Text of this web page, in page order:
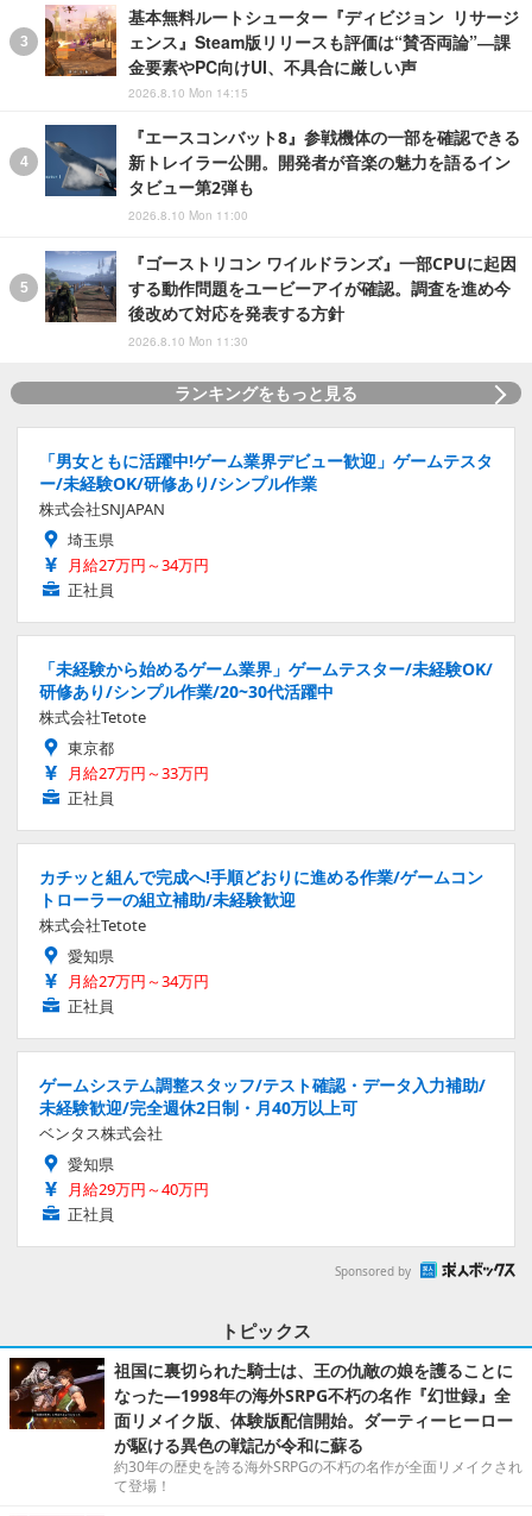
基本無料ルートシューター『ディビジョン リサージ
ェンス』Steam版リリースも評価は“賛否両論”―課
金要素やPC向けUI、不具合に厳しい声
2026.8.10 Mon 14:15
『エースコンバット8』参戦機体の一部を確認できる
新トレイラー公開。開発者が音楽の魅力を語るイン
タビュー第2弾も
2026.8.10 Mon 11:00
『ゴーストリコン ワイルドランズ』一部CPUに起因
する動作問題をユービーアイが確認。調査を進め今
後改めて対応を発表する方針
2026.8.10 Mon 11:30
ランキングをもっと見る
「男女ともに活躍中!ゲーム業界デビュー歓迎」ゲームテスタ
ー/未経験OK/研修あり/シンプル作業
株式会社SNJAPAN
埼玉県
月給27万円～34万円
正社員
「未経験から始めるゲーム業界」ゲームテスター/未経験OK/
研修あり/シンプル作業/20~30代活躍中
株式会社Tetote
東京都
月給27万円～33万円
正社員
カチッと組んで完成へ!手順どおりに進める作業/ゲームコン
トローラーの組立補助/未経験歓迎
株式会社Tetote
愛知県
月給27万円～34万円
正社員
ゲームシステム調整スタッフ/テスト確認・データ入力補助/
未経験歓迎/完全週休2日制・月40万以上可
ベンタス株式会社
愛知県
月給29万円～40万円
正社員
Sponsored by
トピックス
祖国に裏切られた騎士は、王の仇敵の娘を護ることに
なった―1998年の海外SRPG不朽の名作『幻世録』全
面リメイク版、体験版配信開始。ダーティーヒーロー
が駆ける異色の戦記が令和に蘇る
約30年の歴史を誇る海外SRPGの不朽の名作が全面リメイクされ
て登場！